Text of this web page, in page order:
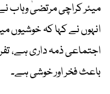
میئر کراچی مرتضیٰ وہاب
انہوں نے کہا کہ
اجتماعی ذمہ داری ہے،
باعث فخر اور خوشی ہے۔